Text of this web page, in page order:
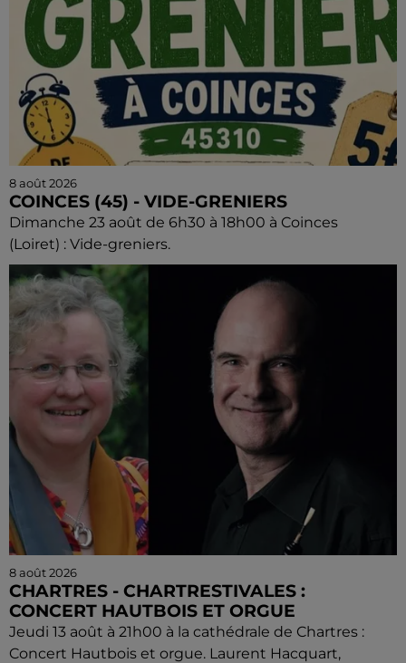
8 août 2026
COINCES (45) - VIDE-GRENIERS
Dimanche 23 août de 6h30 à 18h00 à Coinces
(Loiret) : Vide-greniers.
8 août 2026
CHARTRES - CHARTRESTIVALES :
CONCERT HAUTBOIS ET ORGUE
Jeudi 13 août à 21h00 à la cathédrale de Chartres :
Concert Hautbois et orgue. Laurent Hacquart,